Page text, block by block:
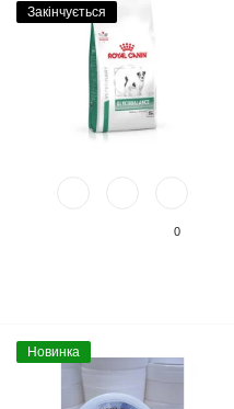
Закінчується
0
Новинка